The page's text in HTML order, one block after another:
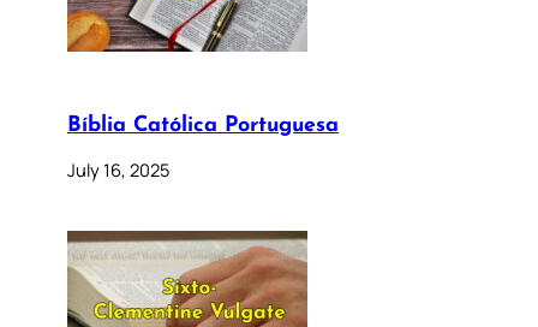
Bíblia Católica Portuguesa
July 16, 2025